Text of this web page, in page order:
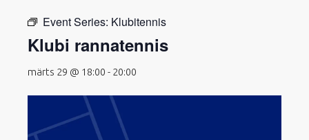
Event Series: Klubitennis
Klubi rannatennis
märts 29 @ 18:00 - 20:00